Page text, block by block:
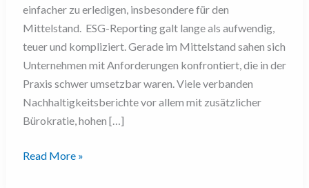
einfacher zu erledigen, insbesondere für den
Mittelstand. ESG-Reporting galt lange als aufwendig,
teuer und kompliziert. Gerade im Mittelstand sahen sich
Unternehmen mit Anforderungen konfrontiert, die in der
Praxis schwer umsetzbar waren. Viele verbanden
Nachhaltigkeitsberichte vor allem mit zusätzlicher
Bürokratie, hohen […]
Read More »